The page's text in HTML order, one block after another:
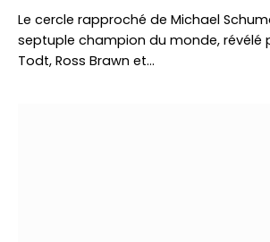
Le cercle rapproché de Michael
septuple champion du monde, révélé
Todt, Ross Brawn et…